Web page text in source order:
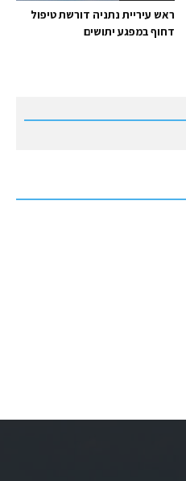
ראש עיריית נתניה דורשת טיפול
דחוף במפגע יתושים